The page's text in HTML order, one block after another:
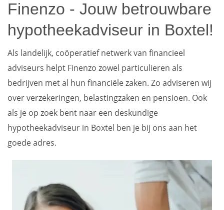
Finenzo - Jouw betrouwbare
hypotheekadviseur in Boxtel!
Als landelijk, coöperatief netwerk van financieel
adviseurs helpt Finenzo zowel particulieren als
bedrijven met al hun financiële zaken. Zo adviseren wij
over verzekeringen, belastingzaken en pensioen. Ook
als je op zoek bent naar een deskundige
hypotheekadviseur in Boxtel ben je bij ons aan het
goede adres.